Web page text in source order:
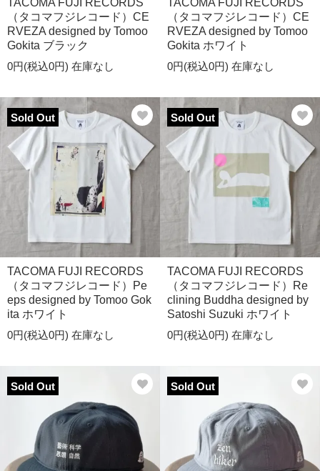
TACOMA FUJI RECORDS
（タコマフジレコード）CE
RVEZA designed by Tomoo
Gokita ブラック
0円(税込0円) 在庫なし
TACOMA FUJI RECORDS
（タコマフジレコード）CE
RVEZA designed by Tomoo
Gokita ホワイト
0円(税込0円) 在庫なし
Sold Out
TACOMA FUJI RECORDS
（タコマフジレコード）Pe
eps designed by Tomoo Gok
ita ホワイト
0円(税込0円) 在庫なし
Sold Out
TACOMA FUJI RECORDS
（タコマフジレコード）Re
clining Buddha designed by
Satoshi Suzuki ホワイト
0円(税込0円) 在庫なし
Sold Out Sold Out